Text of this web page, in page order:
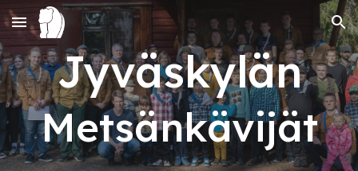
Skip to main content Skip to navigation
Jyväskylän
Metsänkävijät